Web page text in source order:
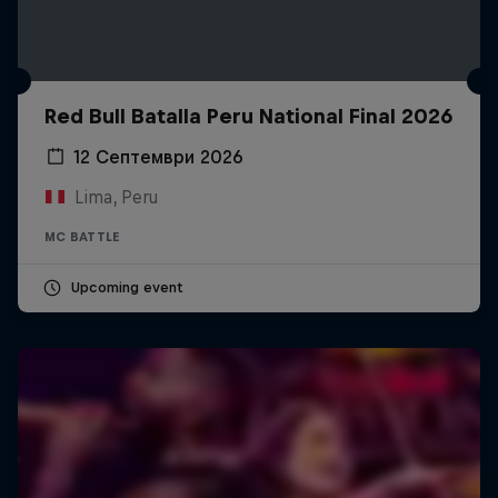
Red Bull Batalla Peru National Final 2026
12 Септември 2026
Lima, Peru
MC BATTLE
Upcoming event